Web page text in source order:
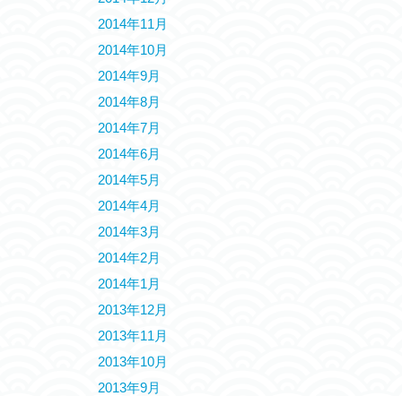
2014年11月
2014年10月
2014年9月
2014年8月
2014年7月
2014年6月
2014年5月
2014年4月
2014年3月
2014年2月
2014年1月
2013年12月
2013年11月
2013年10月
2013年9月